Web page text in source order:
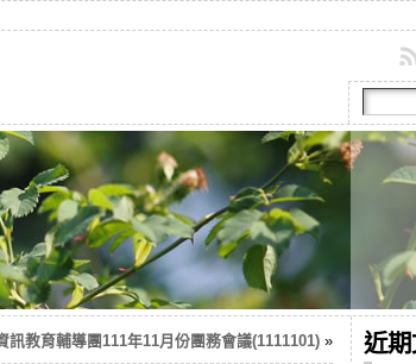
訊教育輔導團111年11月份團務會議(1111101)» 近